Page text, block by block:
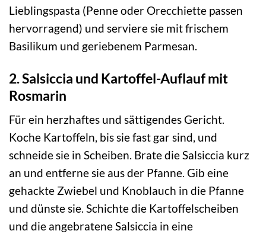
Lieblingspasta (Penne oder Orecchiette passen
hervorragend) und serviere sie mit frischem
Basilikum und geriebenem Parmesan.
2. Salsiccia und Kartoffel-Auflauf mit
Rosmarin
Für ein herzhaftes und sättigendes Gericht.
Koche Kartoffeln, bis sie fast gar sind, und
schneide sie in Scheiben. Brate die Salsiccia kurz
an und entferne sie aus der Pfanne. Gib eine
gehackte Zwiebel und Knoblauch in die Pfanne
und dünste sie. Schichte die Kartoffelscheiben
und die angebratene Salsiccia in eine